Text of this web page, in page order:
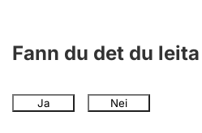
Fann du det du
Ja Nei